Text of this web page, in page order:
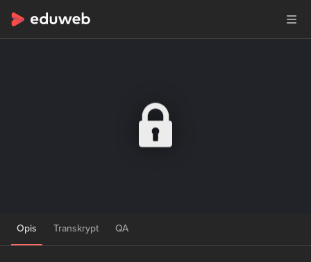
Opis Transkrypt QA